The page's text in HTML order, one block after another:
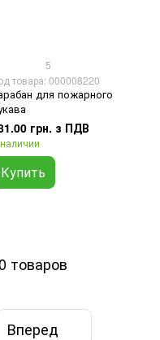
5
товара: 000008220
для пожарного
грн. з ПДВ
Купить
товаров
Вперед